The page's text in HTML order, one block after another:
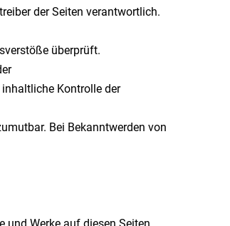
der Seiten verantwortlich.
überprüft.
Kontrolle der
Bei Bekanntwerden von